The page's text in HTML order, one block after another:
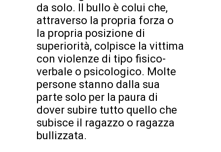
da solo. Il bullo è colui che,
attraverso la propria forza o
la propria posizione di
superiorità, colpisce la vittima
con violenze di tipo fisico-
verbale o psicologico. Molte
persone stanno dalla sua
parte solo per la paura di
dover subire tutto quello che
subisce il ragazzo o ragazza
bullizzata.